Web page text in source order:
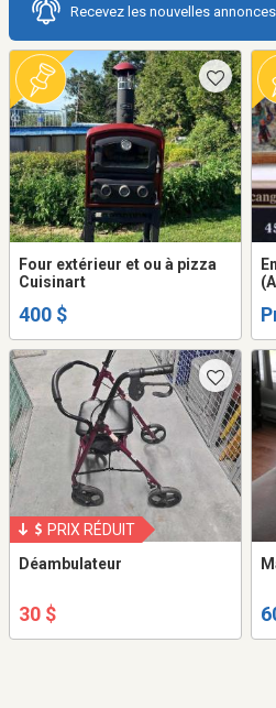
Recevez les nouvelles annonces
Four extérieur et ou à pizza
Cuisinart
400 $
PRIX RÉDUIT
Déambulateur
30 $